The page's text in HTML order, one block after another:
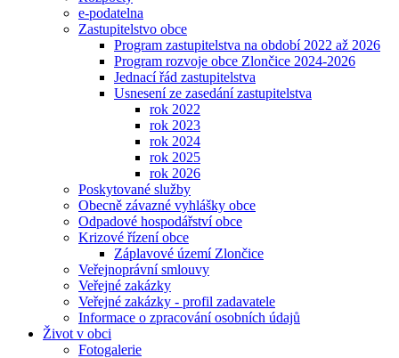
e-podatelna
Zastupitelstvo obce
Program zastupitelstva na období 2022 až 2026
Program rozvoje obce Zlončice 2024-2026
Jednací řád zastupitelstva
Usnesení ze zasedání zastupitelstva
rok 2022
rok 2023
rok 2024
rok 2025
rok 2026
Poskytované služby
Obecně závazné vyhlášky obce
Odpadové hospodářství obce
Krizové řízení obce
Záplavové území Zlončice
Veřejnoprávní smlouvy
Veřejné zakázky
Veřejné zakázky - profil zadavatele
Informace o zpracování osobních údajů
Život v obci
Fotogalerie